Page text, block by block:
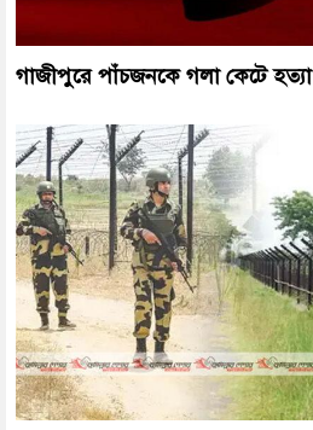
গাজীপুরে পাঁচজনকে গলা কেটে